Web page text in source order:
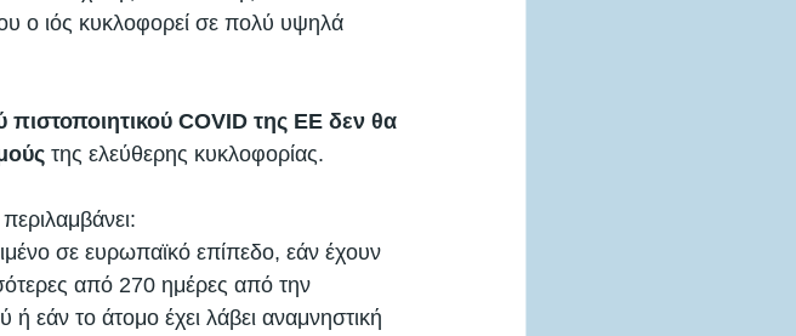
ο ιός κυκλοφορεί σε πολύ υψηλά
πιστοποιητικού COVID της ΕΕ δεν θα
της ελεύθερης κυκλοφορίας.
σε ευρωπαϊκό επίπεδο, εάν έχουν
από 270 ημέρες από την
ή εάν το άτομο έχει λάβει αναμνηστική